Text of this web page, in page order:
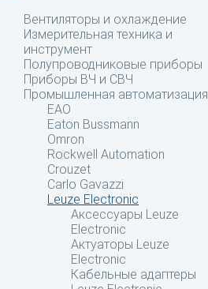
Вентиляторы и охлаждение
Измерительная техника и
инструмент
Полупроводниковые приборы
Приборы ВЧ и СВЧ
Промышленная автоматизация
EAO
Eaton Bussmann
Omron
Rockwell Automation
Crouzet
Carlo Gavazzi
Leuze Electronic
Аксессуары Leuze
Electronic
Актуаторы Leuze
Electronic
Кабельные адаптеры